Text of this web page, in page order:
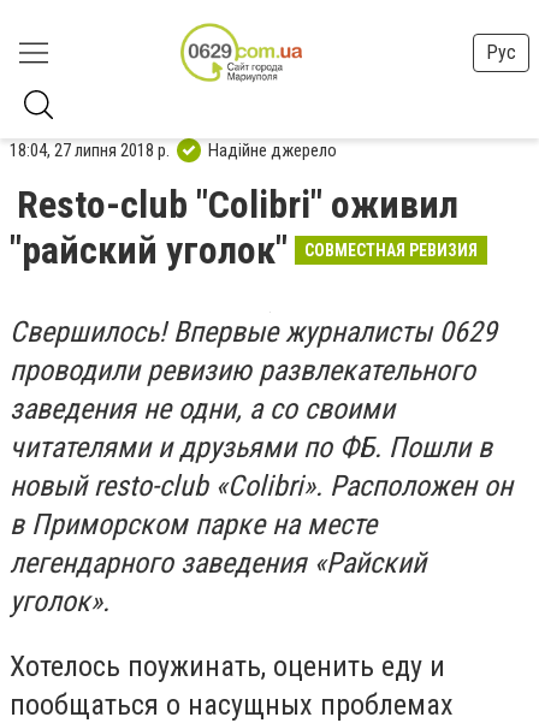
Рус
18:04, 27 липня 2018 р. Надійне джерело
Resto-club "Colibri" оживил
"райский уголок"
СОВМЕСТНАЯ РЕВИЗИЯ
Свершилось! Впервые журналисты 0629
проводили ревизию развлекательного
заведения не одни, а со своими
читателями и друзьями по ФБ. Пошли в
новый resto-club «Colibri». Расположен он
в Приморском парке на месте
легендарного заведения «Райский
уголок».
Хотелось поужинать, оценить еду и
пообщаться о насущных проблемах